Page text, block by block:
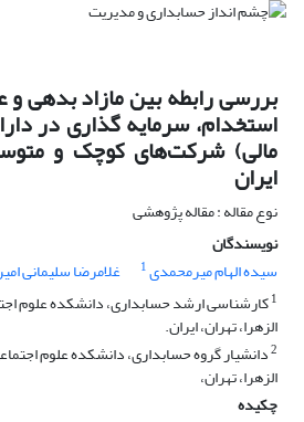
بررسی رابطه بین مازاد بدهی و
استخدام، سرمایه گذاری در
مالی) شرکت‌های کوچک و
ایران
نوع مقاله : مقاله پژوهشی
نویسندگان
سیده الهام میرمحمدی1 غلامرضا سلیمانی
1کارشناسی ارشد حسابداری، دانشکده علوم
الزهرا، تهران، ایران.
2دانشیار گروه حسابداری، دانشکده علوم
الزهرا، تهران،
چکیده